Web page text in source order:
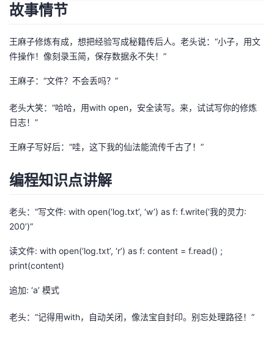
发
者
我
的
博
我
的
我
子
直
播
的
活
动
我
的
关
开
发
者
学
堂
我
课
程
的
认
我
的
我
的
Programs
我
的
支
持
我
术
支
持
云
声
建
故事情节
王麻子修炼有成，想把经验写成秘籍传后人。老头说：“小子，用文
件操作！像刻录玉简，保存数据永不失！”
王麻子：“文件？不会丢吗？”
老头大笑：“哈哈，用with open，安全读写。来，试试写你的修炼
日志！”
王麻子写好后：“哇，这下我的仙法能流传千古了！”
编程知识点讲解
老头：“写文件: with open(‘log.txt’, ‘w’) as f: f.write(‘我的灵力:
200’)”
读文件: with open(‘log.txt’, ‘r’) as f: content = f.read() ;
print(content)
追加: ‘a’ 模式
老头：“记得用with，自动关闭，像法宝自封印。别忘处理路径！”